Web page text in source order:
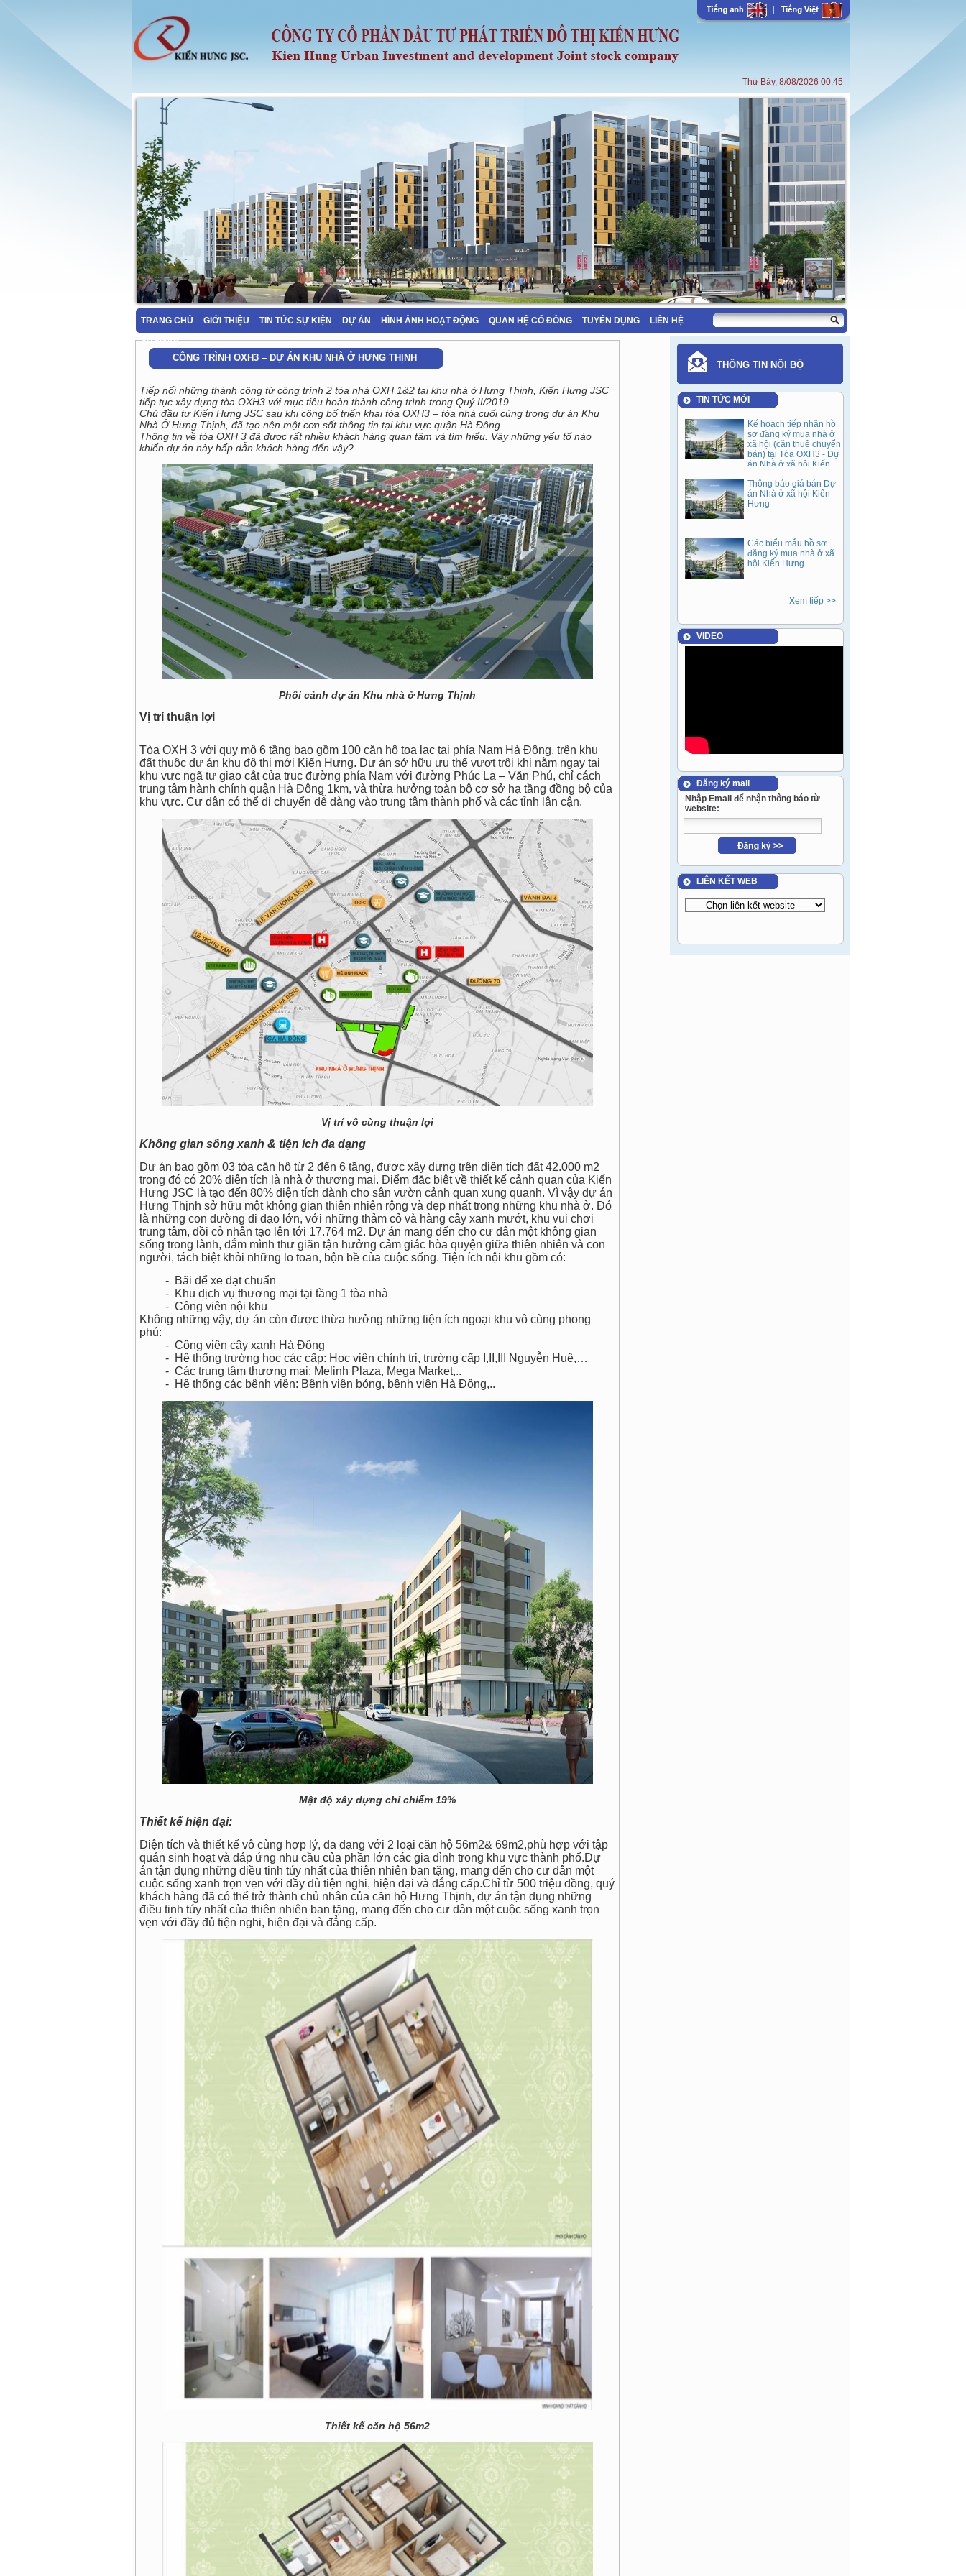
Thứ Bảy, 8/08/2026 00:45
TRANG CHỦ GIỚI THIỆU TIN TỨC SỰ KIỆN DỰ ÁN HÌNH ẢNH HOẠT ĐỘNG QUAN HỆ CỔ ĐÔNG TUYỂN DỤNG
LIÊN HỆ
SITEMAP
CÔNG TRÌNH OXH3 – DỰ ÁN KHU NHÀ Ở HƯNG THỊNH
Tiếp nối những thành công từ công trình 2 tòa nhà OXH 1&2 tại khu nhà ở Hưng Thịnh, Kiến Hưng JSC
tiếp tục xây dựng tòa OXH3 với mục tiêu hoàn thành công trình trong Quý II/2019.
Chủ đầu tư Kiến Hưng JSC sau khi công bố triển khai tòa OXH3 – tòa nhà cuối cùng trong dự án Khu
Nhà Ở Hưng Thịnh, đã tạo nên một cơn sốt thông tin tại khu vực quận Hà Đông.
Thông tin về tòa OXH 3 đã được rất nhiều khách hàng quan tâm và tìm hiểu. Vậy những yếu tố nào
khiến dự án này hấp dẫn khách hàng đến vậy?
Phối cảnh dự án Khu nhà ở Hưng Thịnh
Vị trí thuận lợi
Tòa OXH 3 với quy mô 6 tầng bao gồm 100 căn hộ tọa lạc tại phía Nam Hà Đông, trên khu
đất thuộc dự án khu đô thị mới Kiến Hưng. Dự án sở hữu ưu thế vượt trội khi nằm ngay tại
khu vực ngã tư giao cắt của trục đường phía Nam với đường Phúc La – Văn Phú, chỉ cách
trung tâm hành chính quận Hà Đông 1km, và thừa hưởng toàn bộ cơ sở hạ tầng đồng bộ của
khu vực. Cư dân có thể di chuyển dễ dàng vào trung tâm thành phố và các tỉnh lân cận.
Vị trí vô cùng thuận lợi
Không gian sống xanh & tiện ích đa dạng
Dự án bao gồm 03 tòa căn hộ từ 2 đến 6 tầng, được xây dựng trên diện tích đất 42.000 m2
trong đó có 20% diện tích là nhà ở thương mại. Điểm đặc biệt về thiết kế cảnh quan của Kiến
Hưng JSC là tạo đến 80% diện tích dành cho sân vườn cảnh quan xung quanh. Vì vậy dự án
Hưng Thịnh sở hữu một không gian thiên nhiên rộng và đẹp nhất trong những khu nhà ở. Đó
là những con đường đi dạo lớn, với những thảm cỏ và hàng cây xanh mướt, khu vui chơi
trung tâm, đồi cỏ nhân tạo lên tới 17.764 m2. Dự án mang đến cho cư dân một không gian
sống trong lành, đắm mình thư giãn tận hưởng cảm giác hòa quyện giữa thiên nhiên và con
người, tách biệt khỏi những lo toan, bộn bề của cuộc sống. Tiện ích nội khu gồm có:
- Bãi để xe đạt chuẩn
- Khu dịch vụ thương mại tại tầng 1 tòa nhà
- Công viên nội khu
Không những vậy, dự án còn được thừa hưởng những tiện ích ngoại khu vô cùng phong
phú:
- Công viên cây xanh Hà Đông
- Hệ thống trường học các cấp: Học viện chính trị, trường cấp I,II,III Nguyễn Huệ,…
- Các trung tâm thương mại: Melinh Plaza, Mega Market,..
- Hệ thống các bệnh viện: Bệnh viện bỏng, bệnh viện Hà Đông,..
Mật độ xây dựng chỉ chiếm 19%
Thiết kế hiện đại:
Diện tích và thiết kế vô cùng hợp lý, đa dạng với 2 loại căn hộ 56m2& 69m2,phù hợp với tập
quán sinh hoạt và đáp ứng nhu cầu của phần lớn các gia đình trong khu vực thành phố.Dự
án tận dụng những điều tinh túy nhất của thiên nhiên ban tặng, mang đến cho cư dân một
cuộc sống xanh trọn vẹn với đầy đủ tiện nghi, hiện đại và đẳng cấp.Chỉ từ 500 triệu đồng, quý
khách hàng đã có thể trở thành chủ nhân của căn hộ Hưng Thịnh, dự án tận dụng những
điều tinh túy nhất của thiên nhiên ban tặng, mang đến cho cư dân một cuộc sống xanh trọn
vẹn với đầy đủ tiện nghi, hiện đại và đẳng cấp.
Thiết kế căn hộ 56m2
THÔNG TIN NỘI BỘ
TIN TỨC MỚI
Kế hoạch tiếp nhận hồ
sơ đăng ký mua nhà ở
xã hội (căn thuê chuyển
bán) tại Tòa OXH3 - Dự
án Nhà ở xã hội Kiến
thuê (Đợt 1).
Thông báo giá bán Dự
án Nhà ở xã hội Kiến
Hưng
Các biểu mẫu hồ sơ
đăng ký mua nhà ở xã
hội Kiến Hưng
Xem tiếp >>
VIDEO
Đăng ký mail
Nhập Email để nhận thông báo từ
website:
LIÊN KẾT WEB